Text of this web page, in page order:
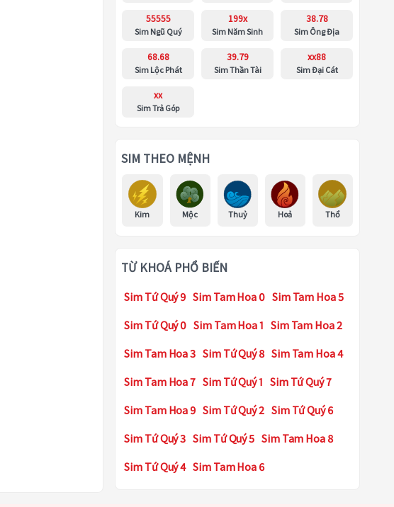
55555
Sim Ngũ Quý
199x
Sim Năm Sinh
38.78
Sim Ông Địa
68.68
Sim Lộc Phát
39.79
Sim Thần Tài
xx88
Sim Đại Cát
xx
Sim Trả Góp
SIM THEO MỆNH
Kim Mộc Thuỷ Hoả Thổ
TỪ KHOÁ PHỔ BIẾN
Sim Tứ Quý 9 Sim Tam Hoa 0 Sim Tam Hoa 5
Sim Tứ Quý 0 Sim Tam Hoa 1 Sim Tam Hoa 2
Sim Tam Hoa 3 Sim Tứ Quý 8 Sim Tam Hoa 4
Sim Tam Hoa 7 Sim Tứ Quý 1 Sim Tứ Quý 7
Sim Tam Hoa 9 Sim Tứ Quý 2 Sim Tứ Quý 6
Sim Tứ Quý 3 Sim Tứ Quý 5 Sim Tam Hoa 8
Sim Tứ Quý 4 Sim Tam Hoa 6